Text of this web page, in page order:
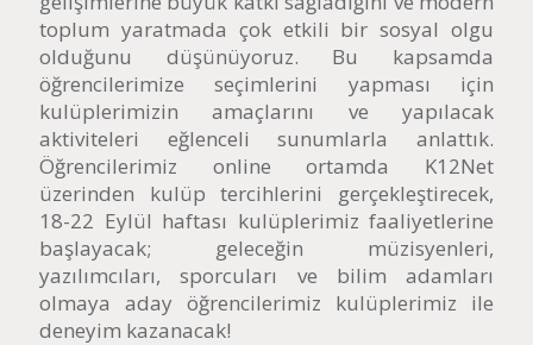
toplum yaratmada çok etkili bir sosyal olgu
olduğunu düşünüyoruz. Bu kapsamda
öğrencilerimize seçimlerini yapması için
kulüplerimizin amaçlarını ve yapılacak
aktiviteleri eğlenceli sunumlarla anlattık.
Öğrencilerimiz online ortamda K12Net
üzerinden kulüp tercihlerini gerçekleştirecek,
18-22 Eylül haftası kulüplerimiz faaliyetlerine
başlayacak; geleceğin müzisyenleri,
yazılımcıları, sporcuları ve bilim adamları
olmaya aday öğrencilerimiz kulüplerimiz ile
deneyim kazanacak!